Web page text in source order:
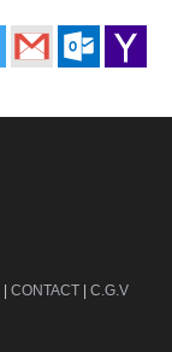
| CONTACT | C.G.V